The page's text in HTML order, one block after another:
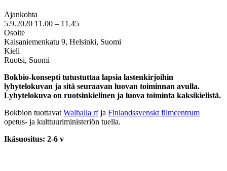
Ajankohta
5.9.2020 11.00 – 11.45
Osoite
Kaisaniemenkatu 9, Helsinki, Suomi
Kieli
Ruotsi, Suomi
Bokbio-konsepti tutustuttaa lapsia lastenkirjoihin
lyhytelokuvan ja sitä seuraavan luovan toiminnan avulla.
Lyhytelokuva on ruotsinkielinen ja luova toiminta kaksikielistä.
Bokbion tuottavat Walhalla rfja Finlandssvenskt filmcentrum
opetus- ja kulttuuriministeriön tuella.
Ikäsuositus: 2-6 v